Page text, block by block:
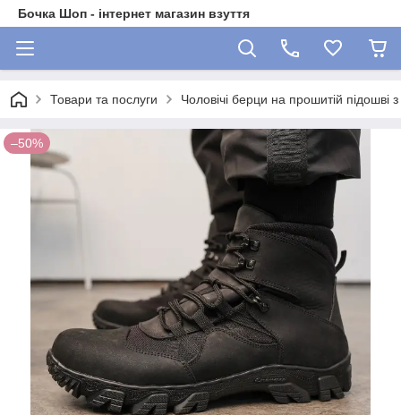
Бочка Шоп - інтернет магазин взуття
Товари та послуги Чоловічі берци на прошитій підошві
–50%